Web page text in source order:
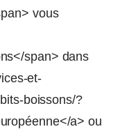
vous
span> dans
et-
boissons/?
a> ou